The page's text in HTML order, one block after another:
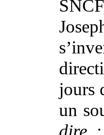
jours
un
dire